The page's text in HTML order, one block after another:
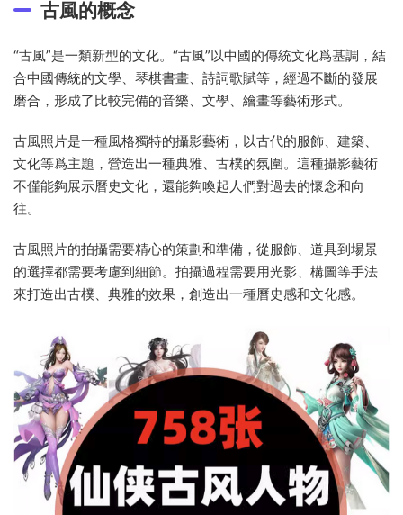
古風的概念
“古風”是一類新型的文化。“古風”以中國的傳統文化爲基調，結
合中國傳統的文學、琴棋書畫、詩詞歌賦等，經過不斷的發展
磨合，形成了比較完備的音樂、文學、繪畫等藝術形式。
古風照片是一種風格獨特的攝影藝術，以古代的服飾、建築、
文化等爲主題，營造出一種典雅、古樸的氛圍。這種攝影藝術
不僅能夠展示曆史文化，還能夠喚起人們對過去的懷念和向
往。
古風照片的拍攝需要精心的策劃和準備，從服飾、道具到場景
的選擇都需要考慮到細節。拍攝過程需要用光影、構圖等手法
來打造出古樸、典雅的效果，創造出一種曆史感和文化感。